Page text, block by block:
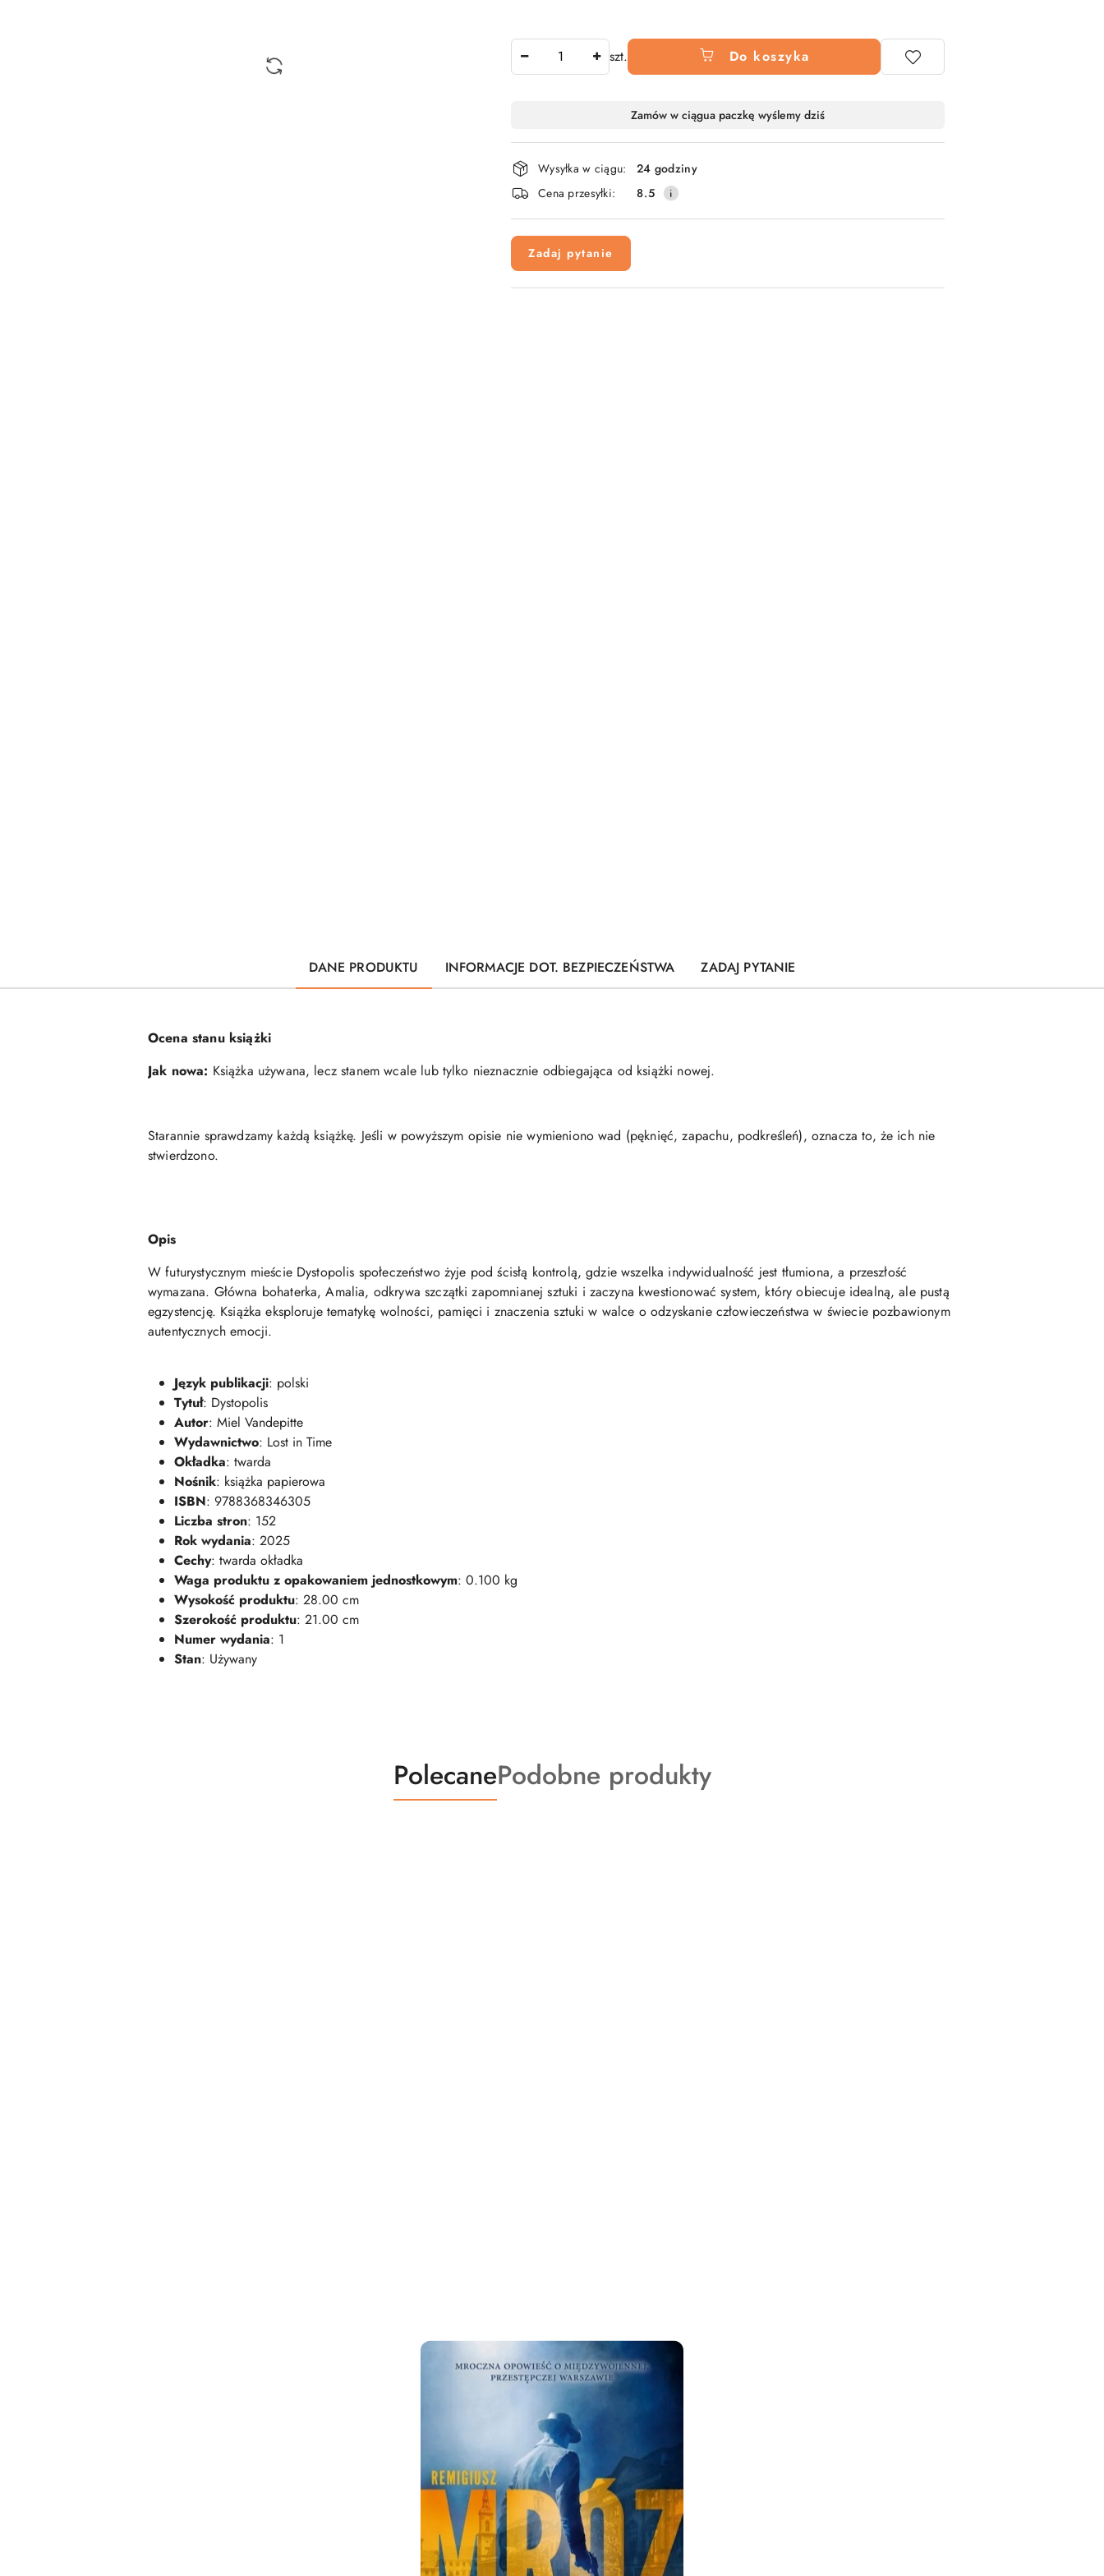
szt. Do koszyka
i
dostawa
Zamów w ciągua paczkę wyślemy dziś
Wysyłka w ciągu:
24 godziny
Cena przesyłki:
8.5
Zadaj pytanie
DANE PRODUKTU INFORMACJE DOT. BEZPIECZEŃSTWA ZADAJ PYTANIE
Ocena stanu książki
Jak nowa: Książka używana, lecz stanem wcale lub tylko nieznacznie odbiegająca od książki nowej.
Starannie sprawdzamy każdą książkę. Jeśli w powyższym opisie nie wymieniono wad (pęknięć, zapachu, podkreśleń), oznacza to, że ich nie
stwierdzono.
Opis
W futurystycznym mieście Dystopolis społeczeństwo żyje pod ścisłą kontrolą, gdzie wszelka indywidualność jest tłumiona, a przeszłość
wymazana. Główna bohaterka, Amalia, odkrywa szczątki zapomnianej sztuki i zaczyna kwestionować system, który obiecuje idealną, ale pustą
egzystencję. Książka eksploruje tematykę wolności, pamięci i znaczenia sztuki w walce o odzyskanie człowieczeństwa w świecie pozbawionym
autentycznych emocji.
Język publikacji: polski
Tytuł: Dystopolis
Autor: Miel Vandepitte
Wydawnictwo: Lost in Time
Okładka: twarda
Nośnik: książka papierowa
ISBN: 9788368346305
Liczba stron: 152
Rok wydania: 2025
Cechy: twarda okładka
Waga produktu z opakowaniem jednostkowym: 0.100 kg
Wysokość produktu: 28.00 cm
Szerokość produktu: 21.00 cm
Numer wydania: 1
Stan: Używany
Produkty
o
PolecaneProdukty
o
Podobne produkty